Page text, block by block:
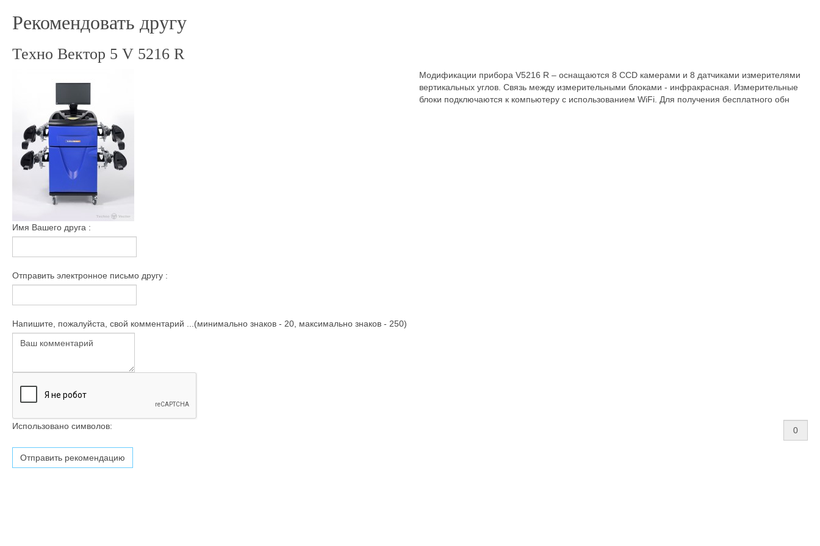
Рекомендовать другу
Техно Вектор 5 V 5216 R
Модификации прибора V5216 R – оснащаются 8 CCD камерами и 8 датчиками измерителями
вертикальных углов. Связь между измерительными блоками - инфракрасная. Измерительные
блоки подключаются к компьютеру с использованием WiFi. Для получения бесплатного обн
Имя Вашего друга :
Отправить электронное письмо другу :
Напишите, пожалуйста, свой комментарий ...(минимально знаков - 20, максимально знаков - 250)
Использовано символов: